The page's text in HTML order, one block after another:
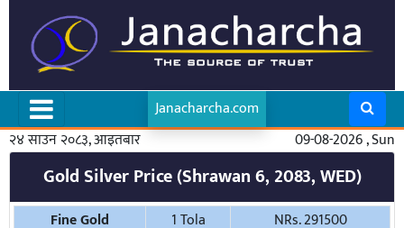
Janacharcha.com
२४ साउन २०८३, आइतबार
09-08-2026 , Sun
Gold Silver Price (Shrawan 6, 2083, WED)
Fine Gold 1 Tola
NRs. 291500